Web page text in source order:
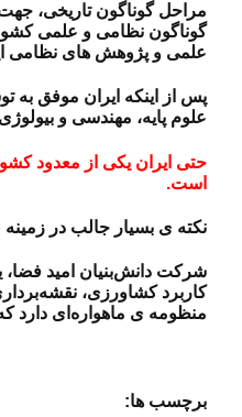
مراحل گوناگون تاریخی،
گوناگون نظامی و علمی
علمی و پژوهش های نظامی
پس از اینکه ایران موفق
علوم پایه، مهندسی و
حتی ایران یکی از معدود
است.
نکته ی بسیار جالب در
شرکت‌ دانش‌بنیان امید
کاربرد کشاورزی،
منظومه ی ماهواره‌ای دارد
برچسب ها: